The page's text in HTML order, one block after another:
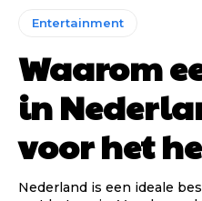
Entertainment
Waarom
in
voor het
Nederland is een ideale